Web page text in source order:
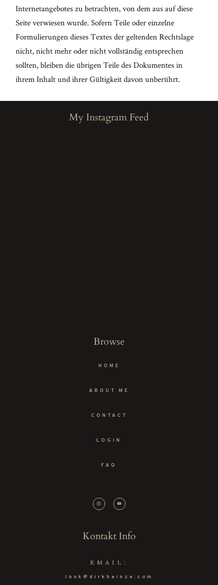
Internetangebotes zu betrachten, von dem aus auf diese
Seite verwiesen wurde. Sofern Teile oder einzelne
Formulierungen dieses Textes der geltenden Rechtslage
nicht, nicht mehr oder nicht vollständig entsprechen
sollten, bleiben die übrigen Teile des Dokumentes in
ihrem Inhalt und ihrer Gültigkeit davon unberührt.
My Instagram Feed
Browse
HOME
ABOUT ME
CONTACT
LOGIN
FAQ
Kontakt Info
EMAIL:
look@dirkheinze.com